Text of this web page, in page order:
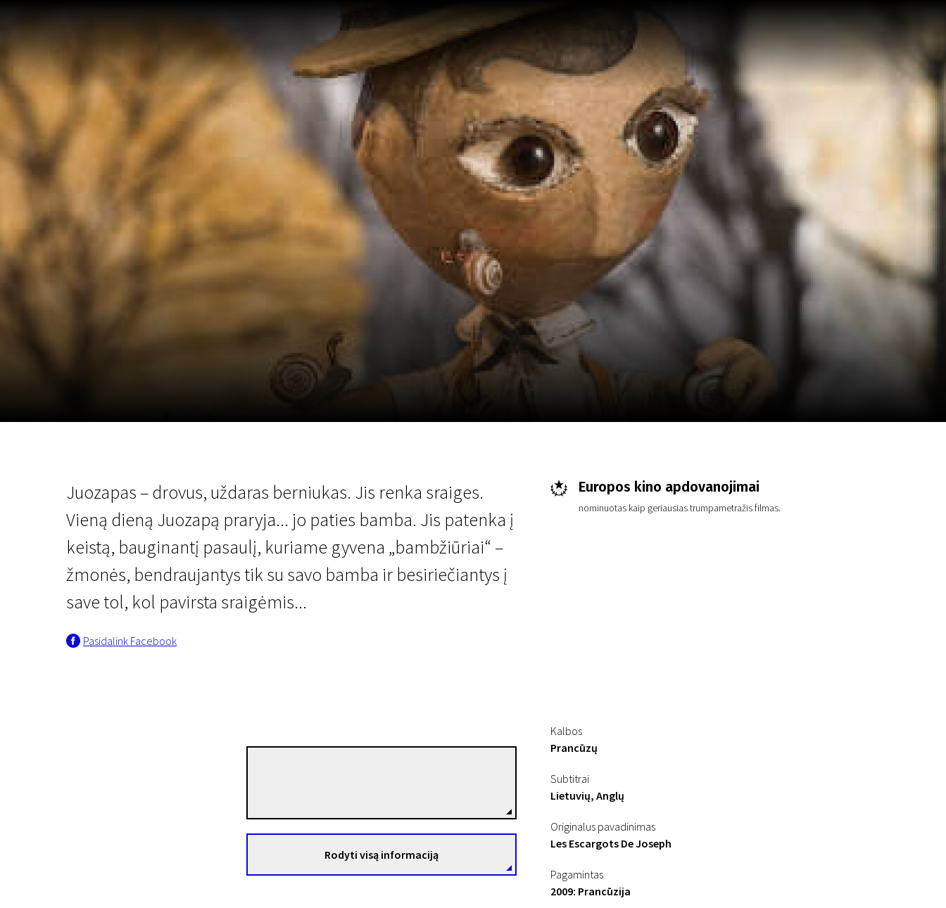
Juozapas – drovus, uždaras berniukas. Jis renka sraiges.
Vieną dieną Juozapą praryja... jo paties bamba. Jis patenka į
keistą, bauginantį pasaulį, kuriame gyvena „bambžiūriai“ –
žmonės, bendraujantys tik su savo bamba ir besiriečiantys į
save tol, kol pavirsta sraigėmis...
Pasidalink Facebook
Europos kino apdovanojimai
nominuotas kaip geriausias trumpametražis filmas.
Rodyti visą informaciją
Kalbos
Prancūzų
Subtitrai
Lietuvių, Anglų
Originalus pavadinimas
Les Escargots De Joseph
Pagamintas
2009: Prancūzija